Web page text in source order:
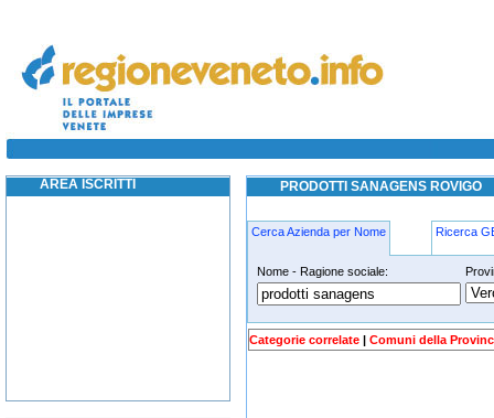
prodotti sanagens rovigo
AREA ISCRITTI PRODOTTI SANAGENS ROVIGO
Cerca Azienda per Nome Ricerca
Nome - Ragione sociale:
prodotti-sanagens rovigo
Categorie correlate | Comuni della